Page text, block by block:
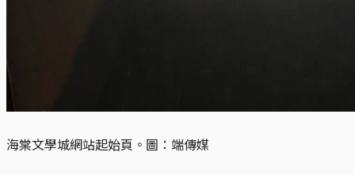
海棠文學城網站起始頁。圖：端傳媒